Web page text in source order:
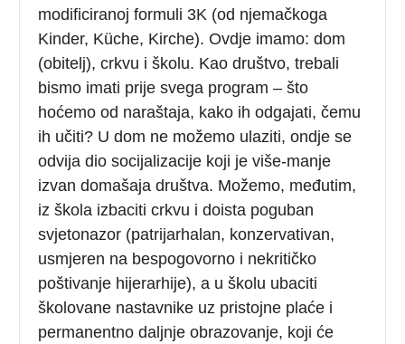
modificiranoj formuli 3K (od njemačkoga
Kinder, Küche, Kirche). Ovdje imamo: dom
(obitelj), crkvu i školu. Kao društvo, trebali
bismo imati prije svega program – što
hoćemo od naraštaja, kako ih odgajati, čemu
ih učiti? U dom ne možemo ulaziti, ondje se
odvija dio socijalizacije koji je više-manje
izvan domašaja društva. Možemo, međutim,
iz škola izbaciti crkvu i doista poguban
svjetonazor (patrijarhalan, konzervativan,
usmjeren na bespogovorno i nekritičko
poštivanje hijerarhije), a u školu ubaciti
školovane nastavnike uz pristojne plaće i
permanentno daljnje obrazovanje, koji će